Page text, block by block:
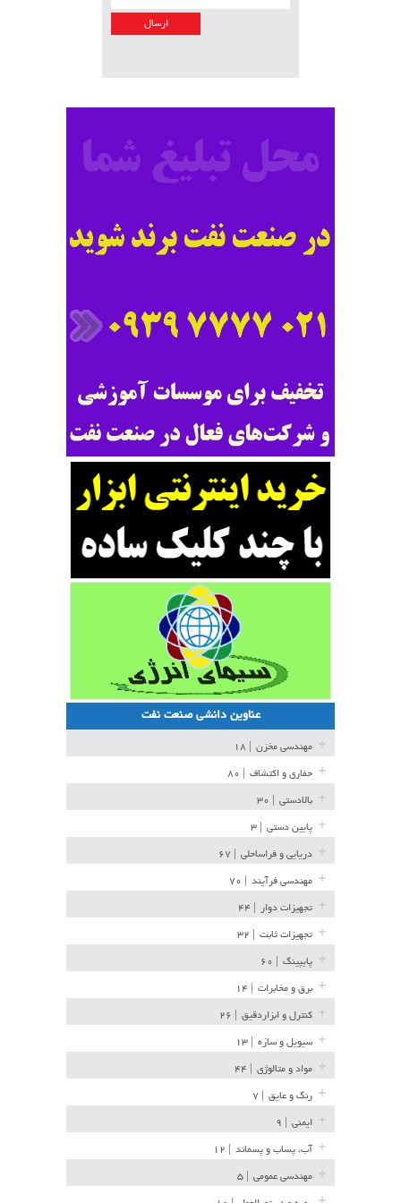
عناوین دانشی صنعت نفت
مهندسی مخزن
حفاری و اکتشاف
بالادستی
پایین دستی
دریایی و فراساحلی
مهندسی فرآیند
تجهیزات دوار
تجهیزات ثابت
پایپینگ
برق و مخابرات
کنترل و ابزاردقیق
سیویل و سازه
مواد و متالوژی
رنگ و عایق
ایمنی
آب، پساب و پسماند
مهندسی عمومی